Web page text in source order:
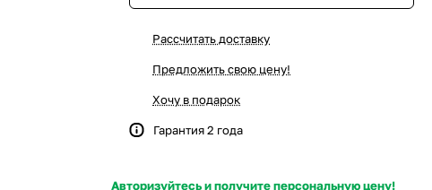
Рассчитать доставку
Предложить свою цену!
Хочу в подарок
Гарантия 2 года
Авторизуйтесь и получите персональную цену!